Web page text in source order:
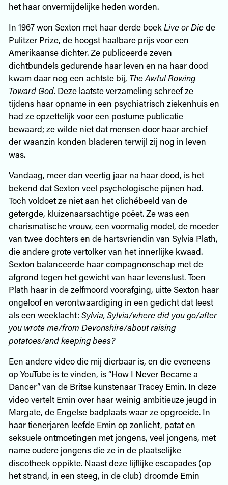
het haar onvermijdelijke heden worden.
In 1967 won Sexton met haar derde boek Live or Diede
Pulitzer Prize, de hoogst haalbare prijs voor een
Amerikaanse dichter. Ze publiceerde zeven
dichtbundels gedurende haar leven en na haar dood
kwam daar nog een achtste bij, The Awful Rowing
Toward God. Deze laatste verzameling schreef ze
tijdens haar opname in een psychiatrisch ziekenhuis en
had ze opzettelijk voor een postume publicatie
bewaard; ze wilde niet dat mensen door haar archief
der waanzin konden bladeren terwijl zij nog in leven
was.
Vandaag, meer dan veertig jaar na haar dood, is het
bekend dat Sexton veel psychologische pijnen had.
Toch voldoet ze niet aan het clichébeeld van de
getergde, kluizenaarsachtige poëet. Ze was een
charismatische vrouw, een voormalig model, de moeder
van twee dochters en de hartsvriendin van Sylvia Plath,
die andere grote vertolker van het innerlijke kwaad.
Sexton balanceerde haar compagnonschap met de
afgrond tegen het gewicht van haar levenslust. Toen
Plath haar in de zelfmoord voorafging, uitte Sexton haar
ongeloof en verontwaardiging in een gedicht dat leest
als een weeklacht: Sylvia, Sylvia/where did you go/after
you wrote me/from Devonshire/about raising
potatoes/and keeping bees?
Een andere video die mij dierbaar is, en die eveneens
op YouTube is te vinden, is “How I Never Became a
Dancer” van de Britse kunstenaar Tracey Emin. In deze
video vertelt Emin over haar weinig ambitieuze jeugd in
Margate, de Engelse badplaats waar ze opgroeide. In
haar tienerjaren leefde Emin op zonlicht, patat en
seksuele ontmoetingen met jongens, veel jongens, met
name oudere jongens die ze in de plaatselijke
discotheek oppikte. Naast deze lijflijke escapades (op
het strand, in een steeg, in de club) droomde Emin